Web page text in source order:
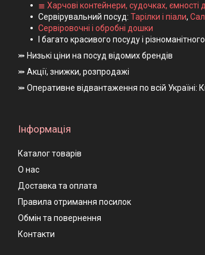
≣ Харчові контейнери, судочках, ємності
Сервірувальний посуд: Тарілки і піали,
Сервіровочні і обробні дошки
І багато красивого посуду і
⤗ Низькі ціни на посуд відомих брендів
⤗ Акції, знижки, розпродажі
⤗ Оперативне відвантаження по всій Україні:
Інформація
Каталог товарів
О нас
Доставка та оплата
Правила отримання посилок
Обмін та повернення
Контакти